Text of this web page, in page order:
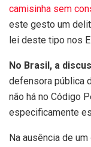
camisinha sem
este gesto um
lei deste tipo nos
No Brasil, a
defensora pública
não há no Código
especificamente
Na ausência de